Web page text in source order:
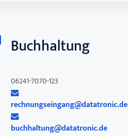
Buchhaltung
06241-7070-123
rechnungseingang@datatronic.de
buchhaltung@datatronic.de